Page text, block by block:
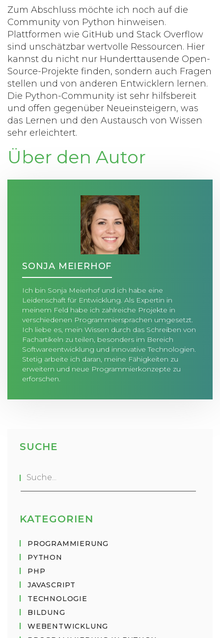
Zum Abschluss möchte ich noch auf die
Community von Python hinweisen.
Plattformen wie GitHub und Stack Overflow
sind unschätzbar wertvolle Ressourcen. Hier
kannst du nicht nur Hunderttausende Open-
Source-Projekte finden, sondern auch Fragen
stellen und von anderen Entwicklern lernen.
Die Python-Community ist sehr hilfsbereit
und offen gegenüber Neueinsteigern, was
das Lernen und den Austausch von Wissen
sehr erleichtert.
Über den Autor
SONJA MEIERHOF
Ich bin Sonja Meierhof und ich habe eine
Leidenschaft für Entwicklung. Als Expertin in
meinem Feld habe ich zahlreiche Projekte in
verschiedenen Programmiersprachen umgesetzt.
Ich liebe es, mein Wissen durch das Schreiben von
Fachartikeln zu teilen, besonders im Bereich
Softwareentwicklung und innovative Technologien.
Stetig arbeite ich daran, meine Fähigkeiten zu
erweitern und neue Programmierkonzepte zu
erforschen.
SUCHE
KATEGORIEN
PROGRAMMIERUNG
PYTHON
PHP
JAVASCRIPT
TECHNOLOGIE
BILDUNG
WEBENTWICKLUNG